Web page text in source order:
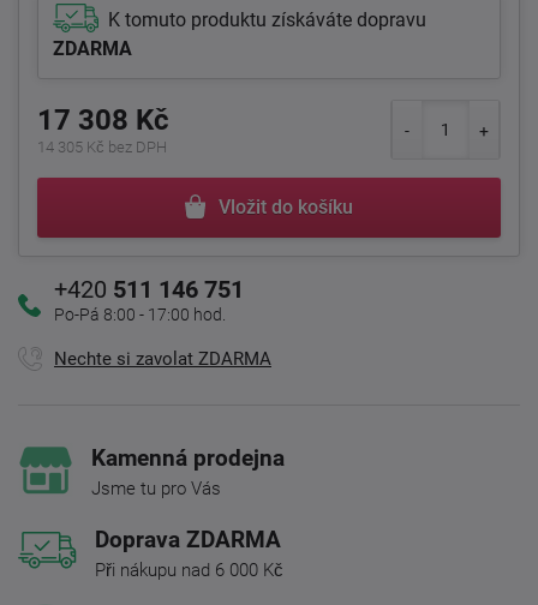
K tomuto produktu získáváte dopravu
ZDARMA
17 308 Kč
14 305 Kč bez DPH
Vložit do košíku
+420 511 146 751
Po-Pá 8:00 - 17:00 hod.
Nechte si zavolat ZDARMA
Kamenná prodejna
Jsme tu pro Vás
Doprava ZDARMA
Při nákupu nad 6 000 Kč